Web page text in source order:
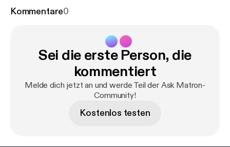
twitter.com/askmatron or e-mail us at
Kommentare0
Sei die erste Person, die
kommentiert
Melde dich jetzt an und werde Teil der Ask Matron-
Community!
Kostenlos testen